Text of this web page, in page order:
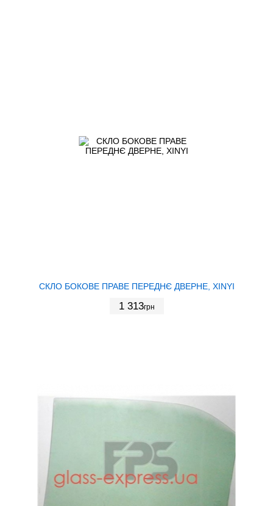
СКЛО БОКОВЕ ПРАВЕ ПЕРЕДНЄ ДВЕРНЕ, XINYI
1 313грн